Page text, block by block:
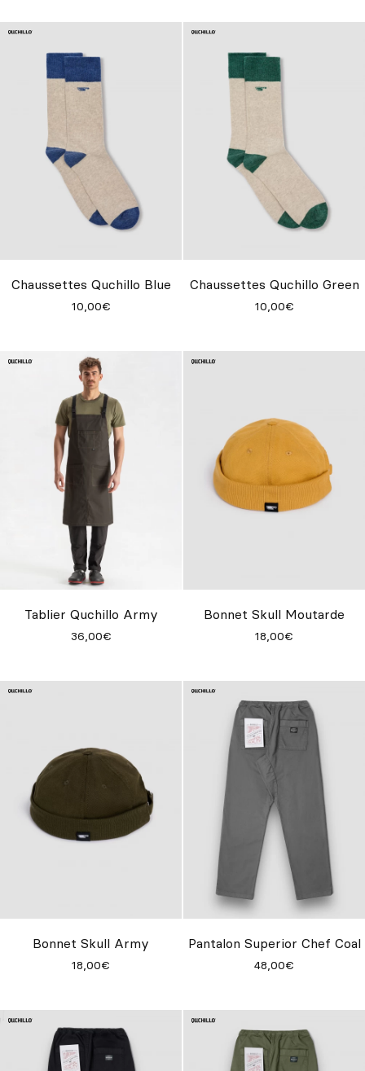
Chaussettes Quchillo Blue
10,00€
Chaussettes Quchillo Green
10,00€
Tablier Quchillo Army
36,00€
Bonnet Skull Moutarde
18,00€
Bonnet Skull Army
18,00€
Pantalon Superior Chef Coal
48,00€